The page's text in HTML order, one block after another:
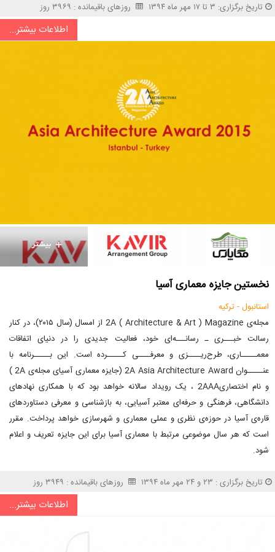
تاریخ برگزاری: ۳ تا ۱۷ مهر ماه ۱۳۹۴ روزهای باقیمانده : ۳۹۶۹ روز
اطلاعات بیشتر...
نخستین جایزه معماری آسیا‌
استانبول - ترکیه
مجله‌ی 2A ( Architecture & Art ) Magazine از امسال (سال ۲۰۱۵)، در کنار
رسالت خبـــری ـ رسانـــه‌ای خود، فعالیت جدیدی را در دنیای اتفاقات
معمـــــاری، طرح‌ریــــزی و معرفــــی کـــــرده است. این بـــــرنامه با
عنـــــوان 2A Asia Architecture Award (جایزه معماری آسیا‌ی مجله‌ی 2A )
و نام اختصاری2AAA ، یک رویداد سالانه خواهد بود که با همکاری نهادهای
دانشگاهی، فرهنگی و حرفه‌ای معتبر آسیایی، به بازشناسی و معرفی دستاوردهای
قاره‌ی آسیا در حوزه‌ی نظری و عملی معماری و شهرسازی خواهد پرداخت. مقرر
است که هر سال موضوعی مرتبط با معماری آسیا برای این جایزه تعریف و اعلام
شود.
تاریخ برگزاری : ۲۳ و ۲۴ مهر ماه ۱۳۹۴ روزهای باقیمانده : ۳۹۴۹ روز
اطلاعات بیشتر...